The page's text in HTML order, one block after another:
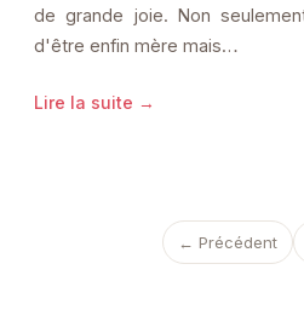
de grande joie. Non
d'être enfin mère mais…
Lire la suite →
← Précédent